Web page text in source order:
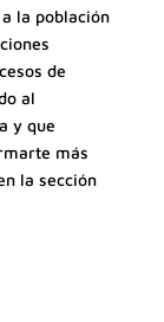
la población
de
al
y que
más
la sección